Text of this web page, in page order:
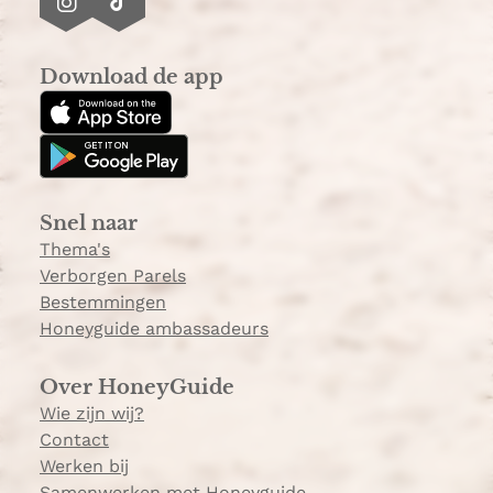
I
t
a
g
r
m
T
T
o
k
Download de app
Snel naar
Thema's
Verborgen Parels
Bestemmingen
Honeyguide ambassadeurs
Over HoneyGuide
Wie zijn wij?
Contact
Werken bij